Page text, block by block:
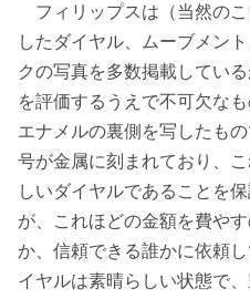
フィリップスは（当然の
したダイヤル、ムーブメン
クの写真を多数掲載してい
を評価するうえで不可欠な
エナメルの裏側を写したも
号が金属に刻まれており、
しいダイヤルであることを
が、これほどの金額を費や
か、信頼できる誰かに依頼
イヤルは素晴らしい状態で